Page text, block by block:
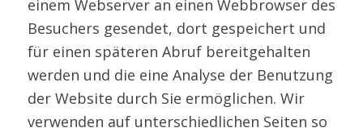
einem Webserver an einen Webbrowser des
Besuchers gesendet, dort gespeichert und
für einen späteren Abruf bereitgehalten
werden und die eine Analyse der Benutzung
der Website durch Sie ermöglichen. Wir
verwenden auf unterschiedlichen Seiten so